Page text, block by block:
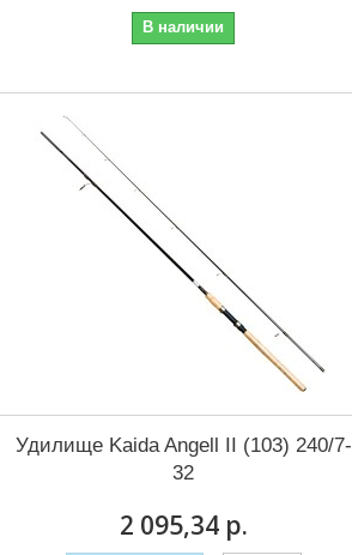
В наличии
Удилище Kaida Angell II (103) 240/7-
32
2 095,34 р.